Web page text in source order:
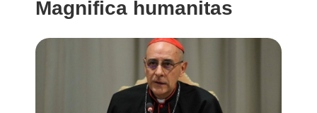
Magnifica humanitas